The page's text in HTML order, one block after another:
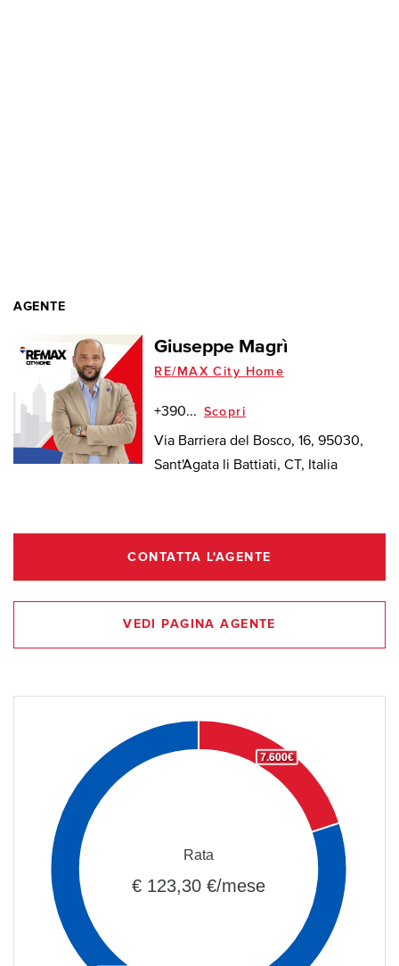
AGENTE
Giuseppe Magrì
RE/MAX City Home
+390... Scopri
Via Barriera del Bosco, 16, 95030,
Sant'Agata li Battiati, CT, Italia
CONTATTA L'AGENTE
VEDI PAGINA AGENTE
7.600€
Rata
€ 123,30 €/mese